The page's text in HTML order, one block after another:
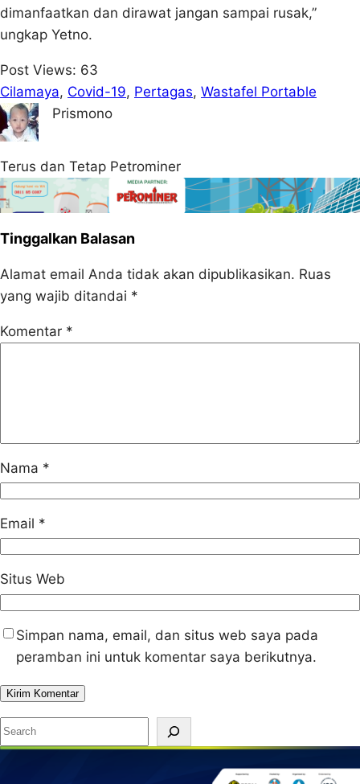
dimanfaatkan dan dirawat jangan sampai rusak,”
ungkap Yetno.
Post Views: 63
Cilamaya, Covid-19, Pertagas, Wastafel Portable
Prismono
Terus dan Tetap Petrominer
Tinggalkan Balasan
Alamat email Anda tidak akan dipublikasikan. Ruas
yang wajib ditandai *
Komentar *
Nama *
Email *
Situs Web
Simpan nama, email, dan situs web saya pada
peramban ini untuk komentar saya berikutnya.
S
e